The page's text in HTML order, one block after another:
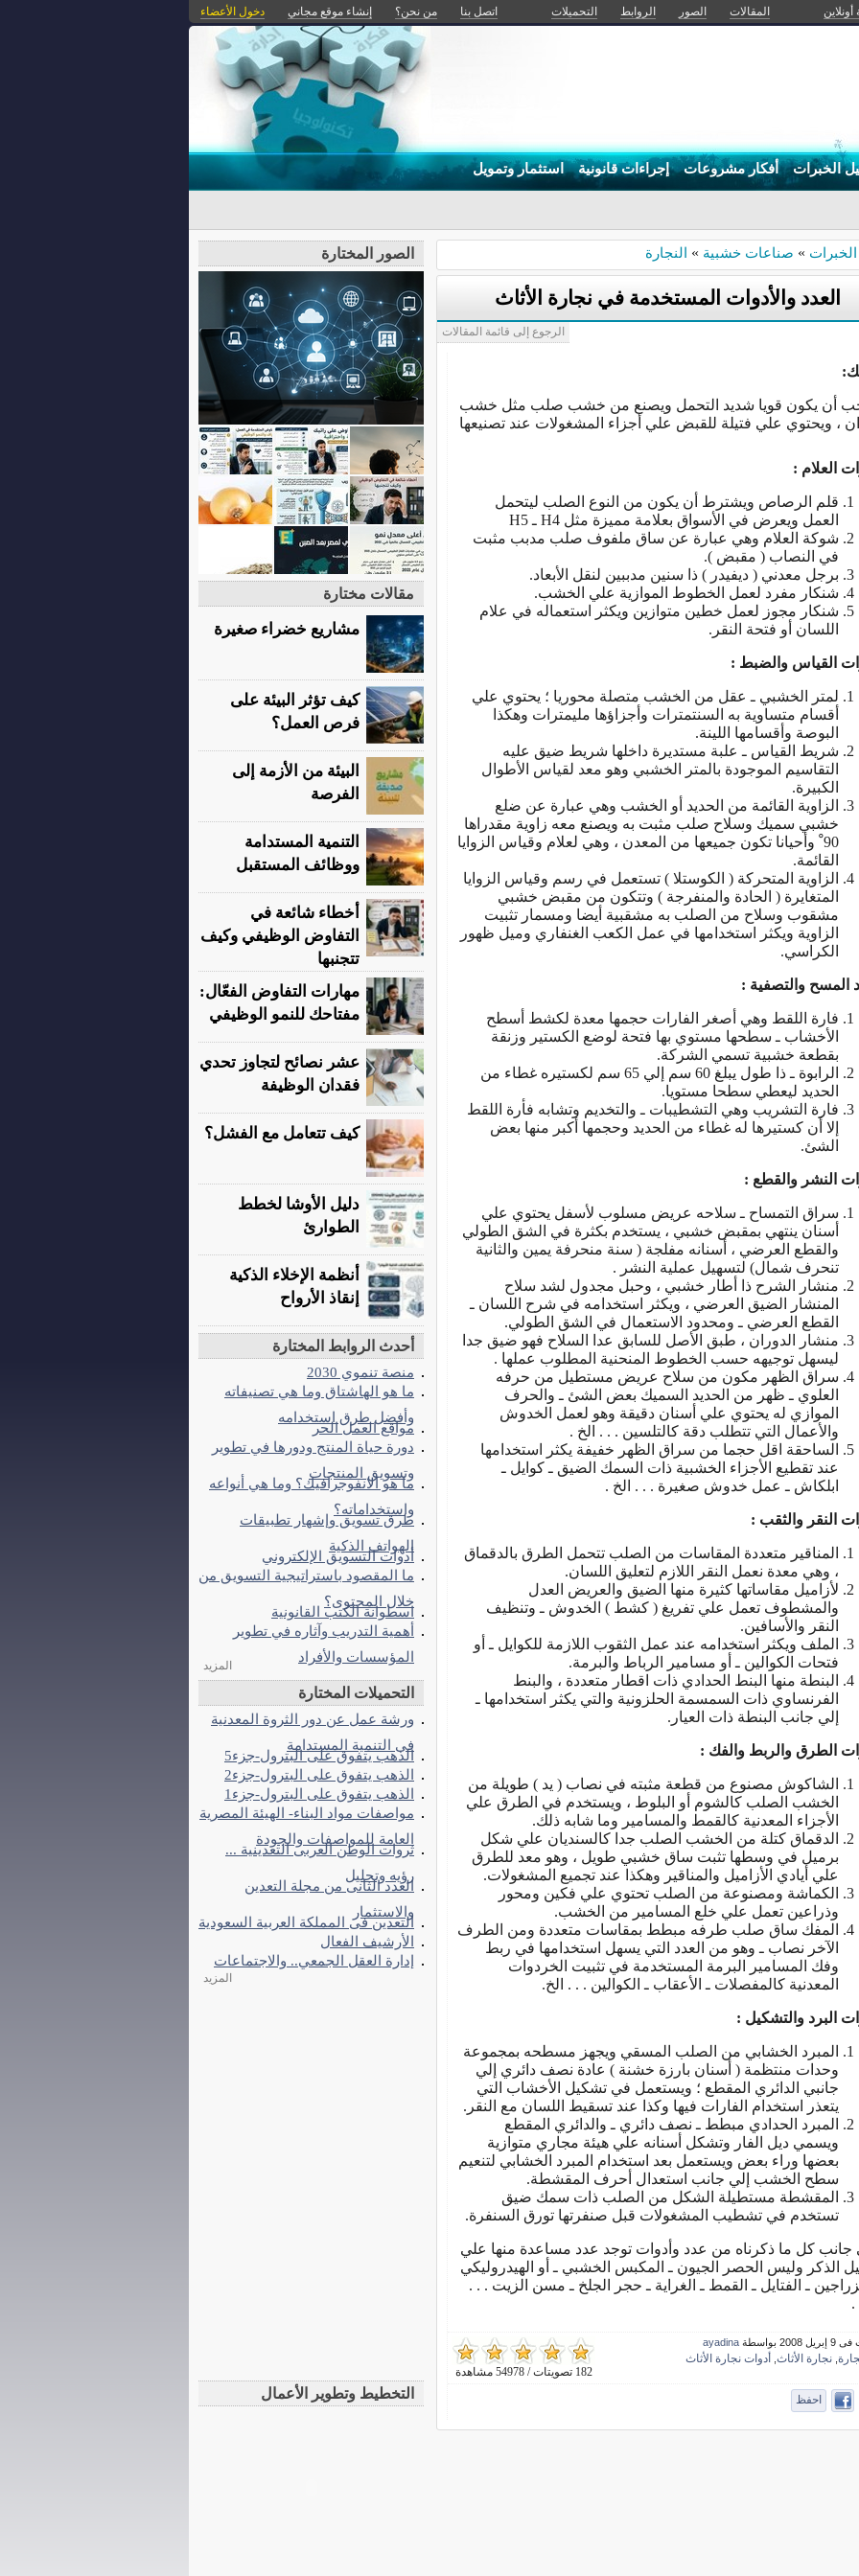
أونلاين المقالات الصور الروابط التحميلات اتصل بنا من نحن؟ إنشاء موقع مجاني دخول الأعضاء
الخبرات أفكار مشروعات إجراءات قانونية استثمار وتمويل
» صناعات خشبية » النجارة
العدد والأدوات المستخدمة في نجارة الأثاث
الرجوع إلى قائمة المقالات
أن يكون قويا شديد التحمل ويصنع من خشب صلب مثل خشب
، ويحتوي علي فتيلة للقبض علي أجزاء المشغولات عند تصنيعها
العلام :
قلم الرصاص ويشترط أن يكون من النوع الصلب ليتحمل
العمل ويعرض في الأسواق بعلامة مميزة مثل H4 ـ H5
شوكة العلام وهي عبارة عن ساق ملفوف صلب مدبب مثبت
في النصاب ( مقبض ).
برجل معدني ( ديفيدر ) ذا سنين مدببين لنقل الأبعاد.
شنكار مفرد لعمل الخطوط الموازية علي الخشب.
شنكار مجوز لعمل خطين متوازين ويكثر استعماله في علام
اللسان أو فتحة النقر.
القياس والضبط :
لمتر الخشبي ـ عقل من الخشب متصلة محوريا ؛ يحتوي علي
أقسام متساوية به السنتمترات وأجزاؤها مليمترات وهكذا
البوصة وأقسامها اللينة.
شريط القياس ـ علبة مستديرة داخلها شريط ضيق عليه
التقاسيم الموجودة بالمتر الخشبي وهو معد لقياس الأطوال
الكبيرة.
الزاوية القائمة من الحديد أو الخشب وهي عبارة عن ضلع
خشبي سميك وسلاح صلب مثبت به ويصنع معه زاوية مقدراها
90 ْ وأحيانا تكون جميعها من المعدن ، وهي لعلام وقياس الزوايا
القائمة.
الزاوية المتحركة ( الكوستلا ) تستعمل في رسم وقياس الزوايا
المتغايرة ( الحادة والمنفرجة ) وتتكون من مقبض خشبي
مشقوب وسلاح من الصلب به مشقبية أيضا ومسمار تثبيت
الزاوية ويكثر استخدامها في عمل الكعب الغنفاري وميل ظهور
الكراسي.
المسح والتصفية :
فارة اللقط وهي أصغر الفارات حجمها معدة لكشط أسطح
الأخشاب ـ سطحها مستوي بها فتحة لوضع الكستير وزنقة
بقطعة خشبية تسمي الشركة.
الرابوة ـ ذا طول يبلغ 60 سم إلي 65 سم لكستيره غطاء من
الحديد ليعطي سطحا مستويا.
فارة التشريب وهي التشطيبات ـ والتخديم وتشابه فأرة اللقط
إلا أن كستيرها له غطاء من الحديد وحجمها أكبر منها بعض
الشئ.
النشر والقطع :
سراق التمساح ـ سلاحه عريض مسلوب لأسفل يحتوي علي
أسنان ينتهي بمقبض خشبي ، يستخدم بكثرة في الشق الطولي
والقطع العرضي ، أسنانه مفلجة ( سنة منحرفة يمين والثانية
تنحرف شمال) لتسهيل عملية النشر .
منشار الشرح ذا أطار خشبي ، وحبل مجدول لشد سلاح
المنشار الضيق العرضي ، ويكثر استخدامه في شرح اللسان ـ
القطع العرضي ـ ومحدود الاستعمال في الشق الطولي.
منشار الدوران ، طبق الأصل للسابق عدا السلاح فهو ضيق جدا
ليسهل توجيهه حسب الخطوط المنحنية المطلوب عملها .
سراق الظهر مكون من سلاح عريض مستطيل من حرفه
العلوي ـ ظهر من الحديد السميك بعض الشئ ـ والحرف
الموازي له يحتوي علي أسنان دقيقة وهو لعمل الخدوش
والأعمال التي تتطلب دقة كالتلسين . . . الخ .
الساحقة اقل حجما من سراق الظهر خفيفة يكثر استخدامها
عند تقطيع الأجزاء الخشبية ذات السمك الضيق ـ كوايل ـ
ابلكاش ـ عمل خدوش صغيرة . . . الخ .
النقر والثقب :
المناقير متعددة المقاسات من الصلب تتحمل الطرق بالدقماق
، وهي معدة نعمل النقر اللازم لتعليق اللسان.
لأزاميل مقاساتها كثيرة منها الضيق والعريض العدل
والمشطوف تعمل علي تفريغ ( كشط ) الخدوش ـ وتنظيف
النقر والأسافين.
الملف ويكثر استخدامه عند عمل الثقوب اللازمة للكوايل ـ أو
فتحات الكوالين ـ أو مسامير الرباط والبرمة.
البنطة منها البنط الحدادي ذات اقطار متعددة ، والبنط
الفرنساوي ذات السمسمة الحلزونية والتي يكثر استخدامها ـ
إلي جانب البنطة ذات العيار.
الطرق والربط والفك :
الشاكوش مصنوع من قطعة مثبته في نصاب ( يد ) طويلة من
الخشب الصلب كالشوم أو البلوط ، ويستخدم في الطرق علي
الأجزاء المعدنية كالقمط والمسامير وما شابه ذلك.
الدقماق كتلة من الخشب الصلب جدا كالسنديان علي شكل
برميل في وسطها تثبت ساق خشبي طويل ، وهو معد للطرق
علي أيادي الأزاميل والمناقير وهكذا عند تجميع المشغولات.
الكماشة ومصنوعة من الصلب تحتوي علي فكين ومحور
وذراعين تعمل علي خلع المسامير من الخشب.
المفك ساق صلب طرفه مبطط بمقاسات متعددة ومن الطرف
الآخر نصاب ـ وهو من العدد التي يسهل استخدامها في ربط
وفك المسامير البرمة المستخدمة في تثبيت الخردوات
المعدنية كالمفصلات ـ الأعقاب ـ الكوالين . . . الخ.
البرد والتشكيل :
المبرد الخشابي من الصلب المسقي ويجهز مسطحه بمجموعة
وحدات منتظمة ( أسنان بارزة خشنة ) عادة نصف دائري إلي
جانبي الدائري المقطع ؛ ويستعمل في تشكيل الأخشاب التي
يتعذر استخدام الفارات فيها وكذا عند تسقيط اللسان مع النقر.
المبرد الحدادي مبطط ـ نصف دائري ـ والدائري المقطع
ويسمي ديل الفار وتشكل أسنانه علي هيئة مجاري متوازية
بعضها وراء بعض ويستعمل بعد استخدام المبرد الخشابي لتنعيم
سطح الخشب إلي جانب استعدال أحرف المقشطة.
المقشطة مستطيلة الشكل من الصلب ذات سمك ضيق
تستخدم في تشطيب المشغولات قبل صنفرتها تورق السنفرة.
جانب كل ما ذكرناه من عدد وأدوات توجد عدد مساعدة منها علي
الذكر وليس الحصر الجيون ـ المكبس الخشبي ـ أو الهيدروليكي
ـ الفتايل ـ القمط ـ الغراية ـ حجر الجلخ ـ مسن الزيت . . .
.
182 تصويتات / 54978 مشاهدة
بواسطة ayadina
نجارة الأثاث أدوات نجارة الأثاث
احفظ
الصور المختارة
مقالات مختارة
مشاريع خضراء صغيرة
كيف تؤثر البيئة على
فرص العمل؟
البيئة من الأزمة إلى
الفرصة
التنمية المستدامة
ووظائف المستقبل
أخطاء شائعة في
التفاوض الوظيفي وكيف
تتجنبها
مهارات التفاوض الفعّال:
مفتاحك للنمو الوظيفي
عشر نصائح لتجاوز تحدي
فقدان الوظيفة
كيف تتعامل مع الفشل؟
دليل الأوشا لخطط
الطوارئ
أنظمة الإخلاء الذكية
إنقاذ الأرواح
أحدث الروابط المختارة
منصة تنموي 2030
ما هو الهاشتاق وما هي تصنيفاته
وأفضل طرق استخدامه
مواقع العمل الحر
دورة حياة المنتج ودورها في تطوير
وتسويق المنتجات
ما هو الانفوجرافيك؟ وما هي أنواعه
واستخداماته؟
طرق تسويق وإشهار تطبيقات
الهواتف الذكية
أدوات التسويق الإلكتروني
ما المقصود باستراتيجية التسويق من
خلال المحتوى؟
اسطوانة الكتب القانونية
أهمية التدريب وآثاره في تطوير
المؤسسات والأفراد
المزيد
التحميلات المختارة
ورشة عمل عن دور الثروة المعدنية
فى التنمية المستدامة
الذهب يتفوق على البترول-جزء5
الذهب يتفوق على البترول-جزء2
الذهب يتفوق على البترول-جزء1
مواصفات مواد البناء- الهيئة المصرية
العامة للمواصفات والجودة
ثروات الوطن العربى التعدينية ...
رؤيه وتحليل
العدد الثانى من مجلة التعدين
والاستثمار
التعدين فى المملكة العربية السعودية
الأرشيف الفعال
إدارة العقل الجمعي.. والاجتماعات
المزيد
التخطيط وتطوير الأعمال